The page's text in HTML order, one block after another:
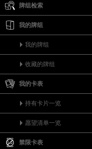
牌组检索
我的牌组
我的牌组
收藏的牌组
我的卡表
持有卡片一览
愿望清单一览
禁限卡表